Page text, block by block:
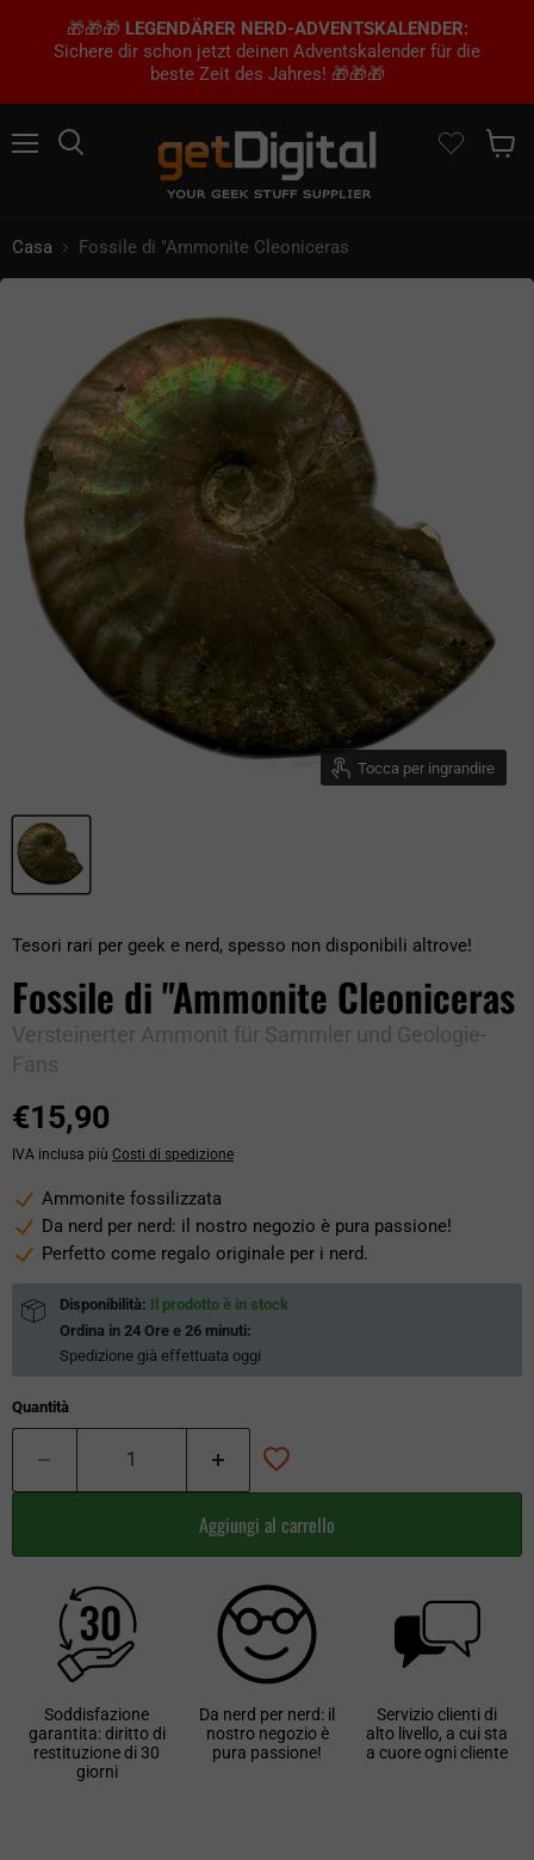
🎁🎁🎁 LEGENDÄRER NERD-ADVENTSKALENDER:
Sichere dir schon jetzt deinen Adventskalender für die
beste Zeit des Jahres! 🎁🎁🎁
Casa Fossile di "Ammonite Cleoniceras
Tocca per ingrandire
Tesori rari per geek e nerd, spesso non disponibili altrove!
Fossile di "Ammonite Cleoniceras
Versteinerter Ammonit für Sammler und Geologie-
Fans
€15,90
IVA inclusa più Costi di spedizione
Ammonite fossilizzata
Da nerd per nerd: il nostro negozio è pura passione!
Perfetto come regalo originale per i nerd.
Disponibilità: Il prodotto è in stock
Ordina in 24 Ore e 26 minuti:
Spedizione già effettuata oggi
Quantità
Aggiungi al carrello
Soddisfazione
garantita: diritto di
restituzione di 30
giorni
Da nerd per nerd: il
nostro negozio è
pura passione!
Servizio clienti di
alto livello, a cui sta
a cuore ogni cliente